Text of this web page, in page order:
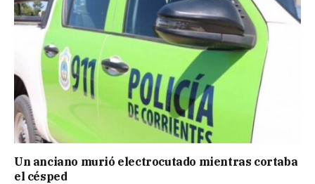
Un anciano murió electrocutado mientras cortaba
el césped